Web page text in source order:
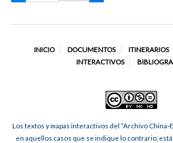
INICIO DOCUMENTOS ITINERARIOS
INTERACTIVOS
Los textos y mapas interactivos del “Archivo China-
en aquellos casos que se indique lo contrario,